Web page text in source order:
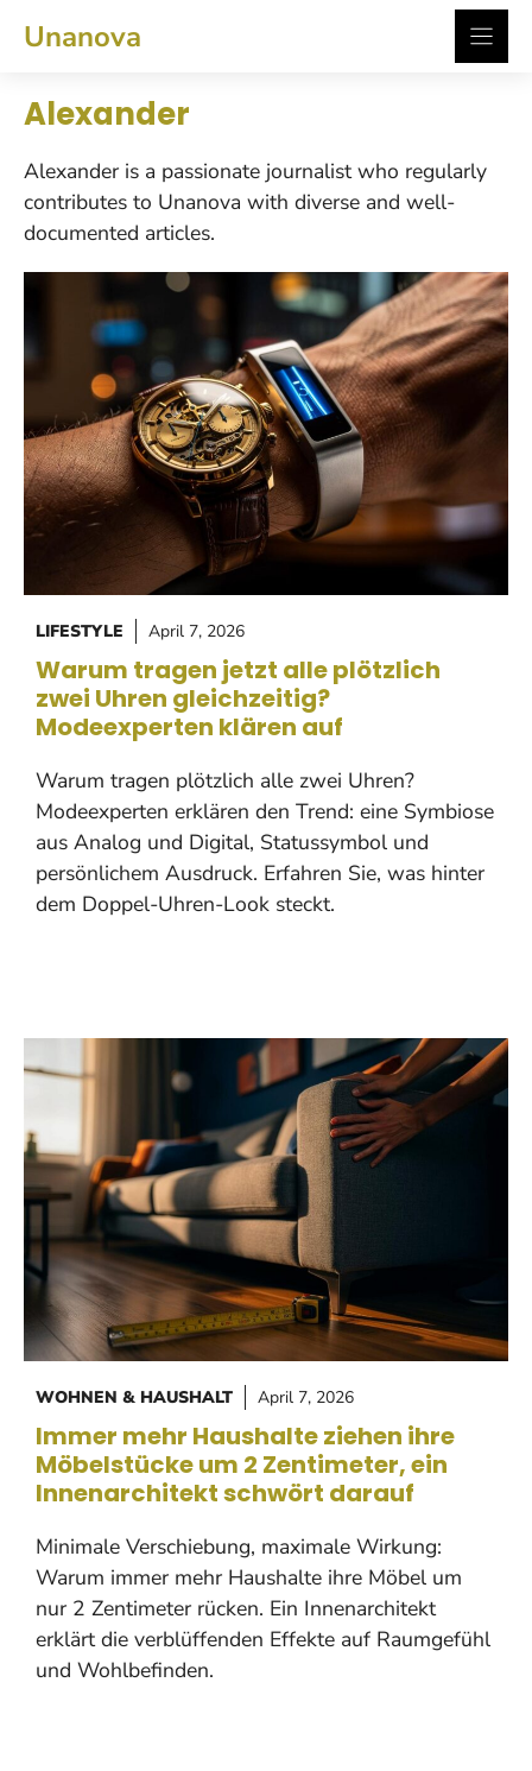
InhaltUnanova
Alexander
Alexander is a passionate journalist who regularly
contributes to Unanova with diverse and well-
documented articles.
LIFESTYLE April 7, 2026
Warum tragen jetzt alle plötzlich
zwei Uhren gleichzeitig?
Modeexperten klären auf
Warum tragen plötzlich alle zwei Uhren?
Modeexperten erklären den Trend: eine Symbiose
aus Analog und Digital, Statussymbol und
persönlichem Ausdruck. Erfahren Sie, was hinter
dem Doppel-Uhren-Look steckt.
WOHNEN & HAUSHALT April 7, 2026
Immer mehr Haushalte ziehen ihre
Möbelstücke um 2 Zentimeter, ein
Innenarchitekt schwört darauf
Minimale Verschiebung, maximale Wirkung:
Warum immer mehr Haushalte ihre Möbel um
nur 2 Zentimeter rücken. Ein Innenarchitekt
erklärt die verblüffenden Effekte auf Raumgefühl
und Wohlbefinden.